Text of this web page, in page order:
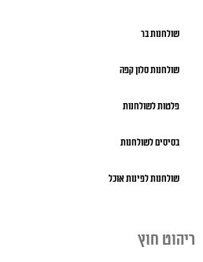
שולחנות בר
שולחנות סלון קפה
פלטות לשולחנות
בסיסים לשולחנות
שולחנות לפינות אוכל
ריהוט חוץ